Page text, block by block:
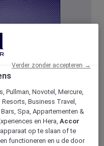
door op uw verblijven bij
Pullman, Novotel, Mercure,
Business Travel,
Spa, Appartementen &
en Hera,Accor
op te slaan of te
functioneren en u de door
Verder zonder accepteren →